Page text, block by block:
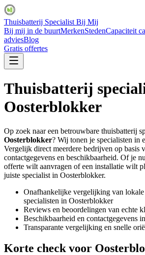
Thuisbatterij Specialist Bij Mij
Bij mij in de buurtMerkenStedenCapaciteit
adviesBlog
Gratis offertes
Thuisbatterij
Oosterblokker
Op zoek naar een betrouwbare thuisbatterij
Oosterblokker? Wij tonen je specialisten in
Vergelijk direct meerdere bedrijven op basis
contactgegevens en beschikbaarheid. Of je
offerte wilt aanvragen of een installatie wilt
juiste specialist in Oosterblokker.
Onafhankelijke vergelijking van lokale
specialisten in Oosterblokker
Reviews en beoordelingen van echte
Beschikbaarheid en contactgegevens
Transparante vergelijking en snelle
Korte check voor